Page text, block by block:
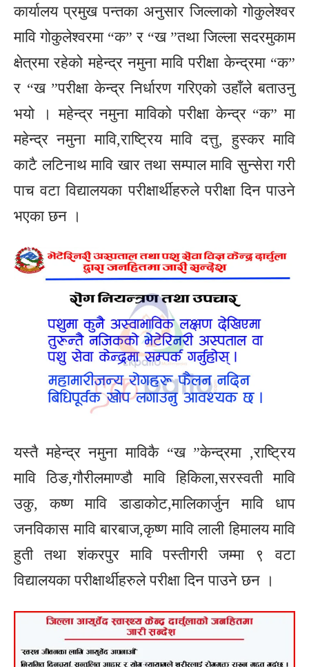
कार्यालय प्रमुख पन्तका अनुसार जिल्लाको गोकुलेश्वर
मावि गोकुलेश्वरमा “क” र “ख ”तथा जिल्ला सदरमुकाम
क्षेत्रमा रहेको महेन्द्र नमुना मावि परीक्षा केन्द्रमा “क”
र “ख ”परीक्षा केन्द्र निर्धारण गरिएको उहाँले बताउनु
भयो । महेन्द्र नमुना माविको परीक्षा केन्द्र “क” मा
महेन्द्र नमुना मावि,राष्ट्रिय मावि दत्तु, हुस्कर मावि
काटै लटिनाथ मावि खार तथा सम्पाल मावि सुन्सेरा गरी
पाच वटा विद्यालयका परीक्षार्थीहरुले परीक्षा दिन पाउने
भएका छन ।
यस्तै महेन्द्र नमुना माविकै “ख ”केन्द्रमा ,राष्ट्रिय
मावि ठिङ,गौरीलमाण्डौ मावि हिकिला,सरस्वती मावि
उकु, कष्ण मावि डाडाकोट,मालिकार्जुन मावि धाप
जनविकास मावि बारबाज,कृष्ण मावि लाली हिमालय मावि
हुती तथा शंकरपुर मावि पस्तीगरी जम्मा ९ वटा
विद्यालयका परीक्षार्थीहरुले परीक्षा दिन पाउने छन ।